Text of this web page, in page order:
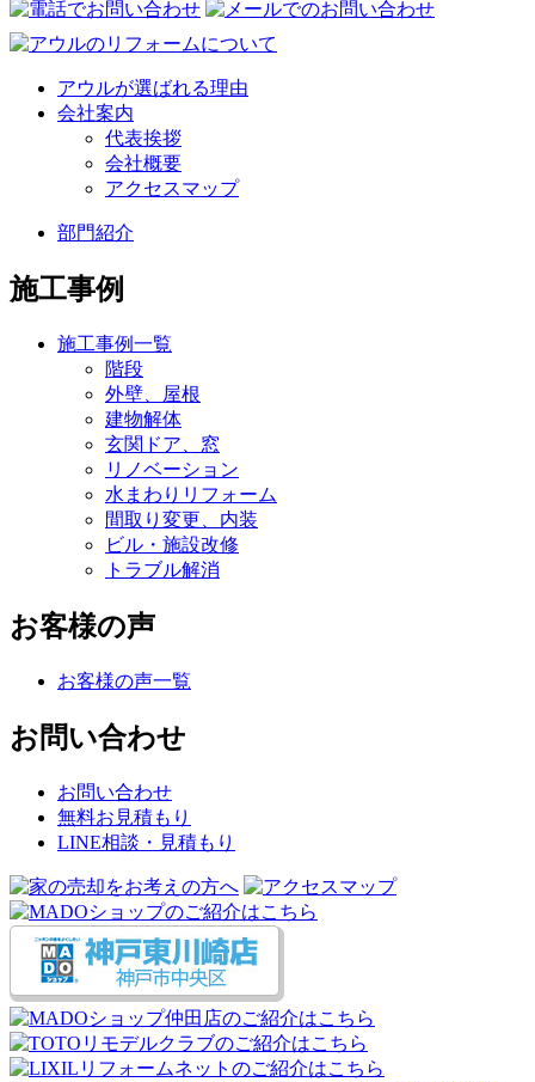
アウルが選ばれる理由
会社案内
代表挨拶
会社概要
アクセスマップ
部門紹介
施工事例
施工事例一覧
階段
外壁、屋根
建物解体
玄関ドア、窓
リノベーション
水まわりリフォーム
間取り変更、内装
ビル・施設改修
トラブル解消
お客様の声
お客様の声一覧
お問い合わせ
お問い合わせ
無料お見積もり
LINE相談・見積もり